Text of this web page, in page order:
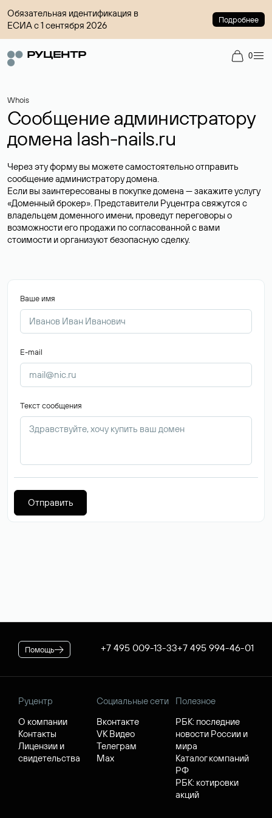
Обязательная идентификация в
ЕСИА с 1 сентября 2026
Подробнее
0
Whois
Сообщение администратору
домена lash-nails.ru
Через эту форму вы можете самостоятельно отправить
сообщение администратору домена.
Если вы заинтересованы в покупке домена — закажите услугу
«Доменный брокер». Представители Руцентра свяжутся с
владельцем доменного имени, проведут переговоры о
возможности его продажи по согласованной с вами
стоимости и организуют безопасную сделку.
Ваше имя
E-mail
Текст сообщения
Отправить
Помощь +7 495 009-13-33+7 495 994-46-01
Руцентр
О компании
Контакты
Лицензии и
свидетельства
Социальные сети
Вконтакте
VK Видео
Телеграм
Max
Полезное
РБК: последние
новости России и
мира
Каталог компаний
РФ
РБК: котировки
акций